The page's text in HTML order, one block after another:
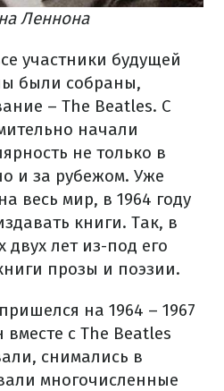
Леннона
участники будущей
были собраны,
– The Beatles. С
начали
не только в
и за рубежом. Уже
весь мир, в 1964 году
книги. Так, в
лет из-под его
прозы и поэзии.
на 1964 – 1967
с The Beatles
снимались в
многочисленные